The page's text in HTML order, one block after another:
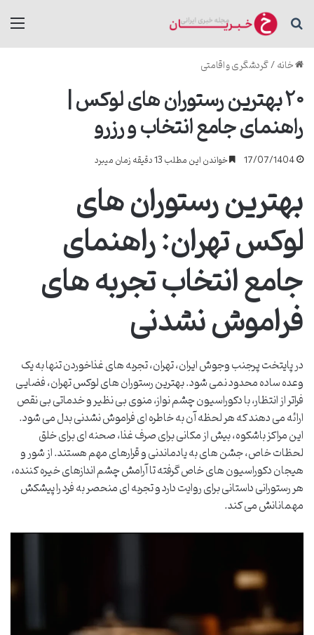
جستجو برای
خانه/گردشگری و اقامتی
۲۰ بهترین رستوران های لوکس |
راهنمای جامع انتخاب و رزرو
17/07/1404 خواندن این مطلب 13 دقیقه زمان میبرد
بهترین رستوران های
لوکس تهران: راهنمای
جامع انتخاب تجربه های
فراموش نشدنی
در پایتخت پرجنب وجوش ایران، تهران، تجربه های غذاخوردن تنها به یک
وعده ساده محدود نمی شود. بهترین رستوران های لوکس تهران، فضایی
فراتر از انتظار، با دکوراسیون چشم نواز، منوی بی نظیر و خدماتی بی نقص
ارائه می دهند که هر لحظه آن به خاطره ای فراموش نشدنی بدل می شود.
این مراکز باشکوه، بیش از مکانی برای صرف غذا، صحنه ای برای خلق
لحظات خاص، جشن های به یادماندنی و قرارهای مهم هستند. از شور و
هیجان دکوراسیون های خاص گرفته تا آرامش چشم اندازهای خیره کننده،
هر رستورانی داستانی برای روایت دارد و تجربه ای منحصر به فرد را پیشکش
مهمانانش می کند.